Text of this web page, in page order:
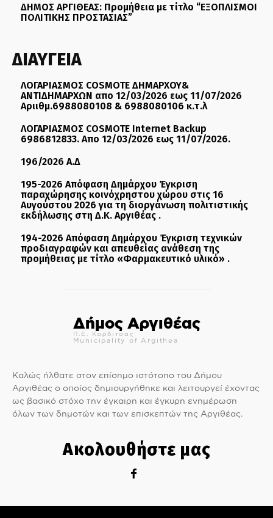
ΔΗΜΟΣ ΑΡΓΙΘΕΑΣ: Προμήθεια με τίτλο “ΕΞΟΠΛΙΣΜΟΙ
ΠΟΛΙΤΙΚΗΣ ΠΡΟΣΤΑΣΙΑΣ”
ΔΙΑΥΓΕΙΑ
ΛΟΓΑΡΙΑΣΜΟΣ COSMOTE ΔΗΜΑΡΧΟΥ&
ΑΝΤΙΔΗΜΑΡΧΩΝ απο 12/03/2026 εως 11/07/2026
Αριιθμ.6988080108 & 6988080106 κ.τ.λ
ΛΟΓΑΡΙΑΣΜΟΣ COSMOTE Internet Backup
6986812833. Απο 12/03/2026 εως 11/07/2026.
196/2026 Α.Δ
195-2026 Απόφαση Δημάρχου Έγκριση
παραχώρησης κοινόχρηστου χώρου στις 16
Αυγούστου 2026 για τη διοργάνωση πολιτιστικής
εκδήλωσης στη Δ.Κ. Αργιθέας .
194-2026 Απόφαση Δημάρχου Έγκριση τεχνικών
προδιαγραφών και απευθείας ανάθεση της
προμήθειας με τίτλο «Φαρμακευτικό υλικό» .
Δήμος Αργιθέας
Π.Ε. Καρδίτσας
Municipality of Argithea
Καλώς ήλθατε στον επίσημο ιστότοπο του Δήμου
Αργιθέας ο οποίος δημιουργήθηκε και λειτουργεί έχοντας
ως βασικό στόχο την έγκαιρη και έγκυρη ενημέρωση
όλων των δημοτών και των επισκεπτών της Αργιθέας.
Ακολουθήστε μας